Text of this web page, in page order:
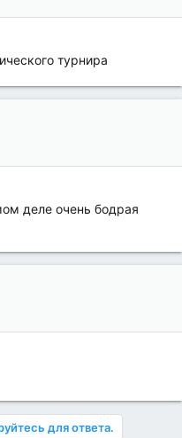
турнира
деле очень бодрая
для ответа.